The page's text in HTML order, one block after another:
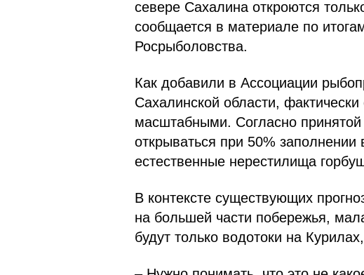
севере Сахалина откроются
сообщается в материале по
Росрыболовства.
Как добавили в Ассоциации
Сахалинской области,
масштабными. Согласно принятой
открываться при 50%
естественные нерестилища
В контексте существующих
на большей части побережья,
будут только водотоки на